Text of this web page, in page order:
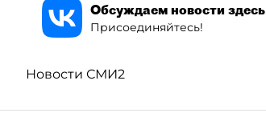
Обсуждаем новости здесь
Присоединяйтесь!
Новости СМИ2